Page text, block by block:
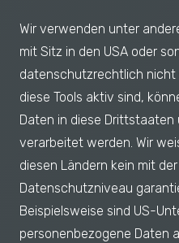
Wir verwenden unter
mit Sitz in den USA oder
datenschutzrechtlich nicht
diese Tools aktiv sind,
Daten in diese
verarbeitet werden. Wir
diesen Ländern kein mit
Datenschutzniveau
Beispielsweise sind US-
personenbezogene Daten